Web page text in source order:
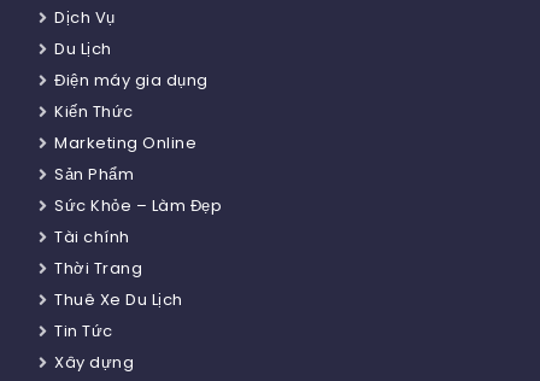
Dịch Vụ
Du Lịch
Điện máy gia dụng
Kiến Thức
Marketing Online
Sản Phẩm
Sức Khỏe – Làm Đẹp
Tài chính
Thời Trang
Thuê Xe Du Lịch
Tin Tức
Xây dựng